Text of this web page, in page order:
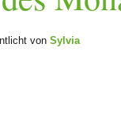
von Sylvia